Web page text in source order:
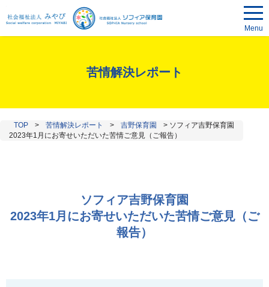
Menu
苦情解決レポート
TOP > 苦情解決レポート > 吉野保育園 > ソフィア吉野保育園
2023年1月にお寄せいただいた苦情ご意見（ご報告）
ソフィア吉野保育園
2023年1月にお寄せいただいた苦情ご意見（ご
報告）